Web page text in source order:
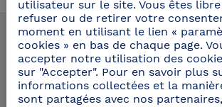
Couteaux professionnels (21)
Pièces de
accessoires
utilisateur sur le site. Vous êtes
refuser ou de retirer votre
moment en utilisant le lien «
cookies » en bas de chaque page.
accepter notre utilisation des
sur "Accepter". Pour en savoir plus
informations collectées et la
sont partagées avec nos